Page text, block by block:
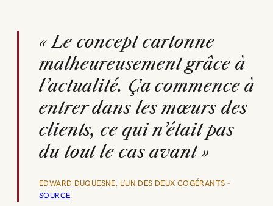
« Le concept cartonne
malheureusement grâce à
l’actualité. Ça commence à
entrer dans les mœurs des
clients, ce qui n’était pas
du tout le cas avant »
EDWARD DUQUESNE, L’UN DES DEUX COGÉRANTS –
SOURCE.